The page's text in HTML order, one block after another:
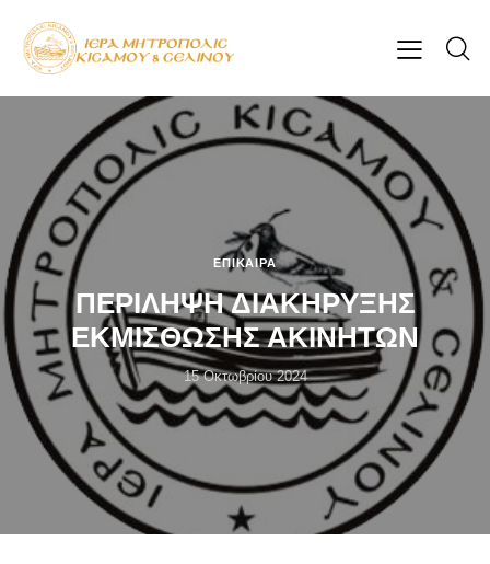
ΕΠΊΚΑΙΡΑ
ΠΕΡΙΛΗΨΗ ΔΙΑΚΗΡΥΞΗΣ
ΕΚΜΙΣΘΩΣΗΣ ΑΚΙΝΗΤΩΝ
15 Οκτωβρίου 2024